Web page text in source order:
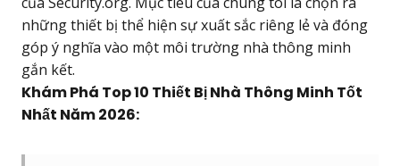
những thiết bị thể hiện sự xuất sắc riêng lẻ và đóng
góp ý nghĩa vào một môi trường nhà thông minh
gắn kết.
Khám Phá Top 10 Thiết Bị Nhà Thông Minh Tốt
Nhất Năm 2026: